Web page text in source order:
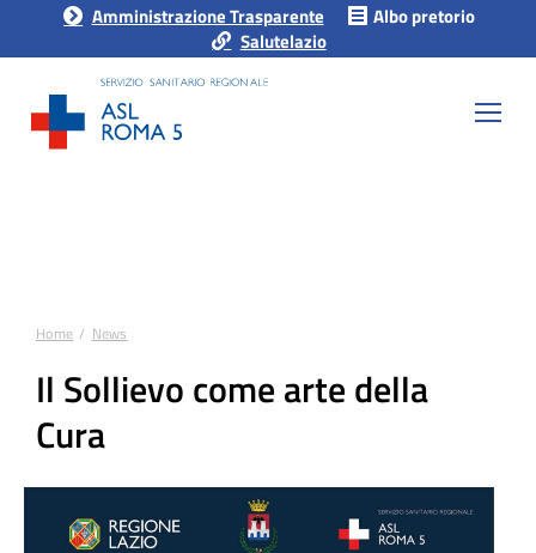
Amministrazione Trasparente
Albo pretorio
Salutelazio
Tu sei qui:
Home News
Il Sollievo come arte della
Cura